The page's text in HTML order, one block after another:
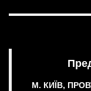
М. КИЇВ,